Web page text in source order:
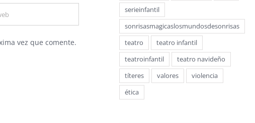
vez que comente.
serieinfantil
sonrisasmagicaslosmundosdesonrisas
teatro
teatro infantil
teatroinfantil
teatro navideño
títeres
valores
violencia
ética